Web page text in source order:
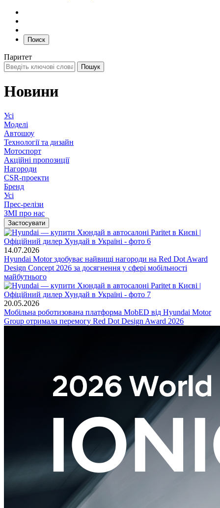
Поиск
Паритет
Новини
Усі
Моделі
Автошоу
Технології та дизайн
Мотоспорт
Акційні пропозиції
Нагороди
CSR-проекти
Бренд
Усі
Прес-релізи
ЗМІ про нас
14.07.2026
Hyundai Motor здобуває найвищі нагороди на Red Dot Award
Design Concept 2026 за досягнення у сфері мобільності
майбутнього
20.05.2026
Мобільна роботизована платформа MobED від Hyundai Motor
Group отримала перемогу Red Dot Design Award 2026